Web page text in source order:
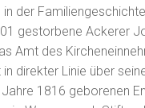
der
gestorbene Ackerer
Amt des
direkter Linie über
1816 geborenen